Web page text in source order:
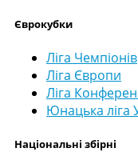
Єврокубки
Ліга Чемпіонів
Ліга Європи
Ліга
Юнацька ліга
Національні збірні